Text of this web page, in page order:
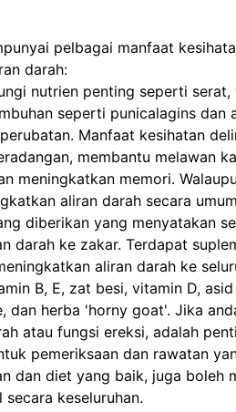
pelbagai manfaat
darah:
nutrien penting seperti
seperti punicalagins dan
Manfaat kesihatan
membantu melawan
meningkatkan memori.
aliran darah secara
diberikan yang menyatakan
darah ke zakar. Terdapat
aliran darah ke
B, E, zat besi, vitamin D,
dan herba 'horny goat'. Jika
atau fungsi ereksi, adalah
pemeriksaan dan rawatan
dan diet yang baik, juga boleh
secara keseluruhan.